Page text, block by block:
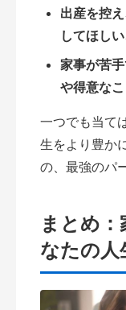
出産を控
してほし
家事が苦
や得意な
一つでも当て
生をより豊か
の、最強のパ
まとめ
なたの人